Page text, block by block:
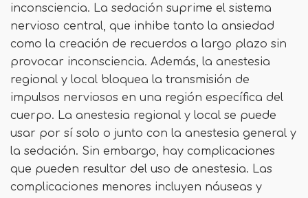
inconsciencia. La sedación suprime el sistema
nervioso central, que inhibe tanto la ansiedad
como la creación de recuerdos a largo plazo sin
provocar inconsciencia. Además, la anestesia
regional y local bloquea la transmisión de
impulsos nerviosos en una región específica del
cuerpo. La anestesia regional y local se puede
usar por sí solo o junto con la anestesia general y
la sedación. Sin embargo, hay complicaciones
que pueden resultar del uso de anestesia. Las
complicaciones menores incluyen náuseas y